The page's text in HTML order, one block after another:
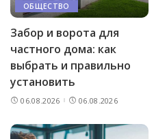
ОБЩЕСТВО
Забор и ворота для
частного дома: как
выбрать и правильно
установить
06.08.2026 06.08.2026